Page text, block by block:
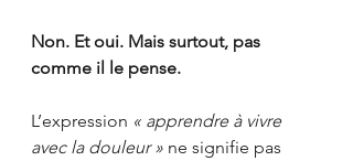
Non. Et oui. Mais surtout, pas
comme il le pense.
L’expression « apprendre à vivre
avec la douleur » ne signifie pas